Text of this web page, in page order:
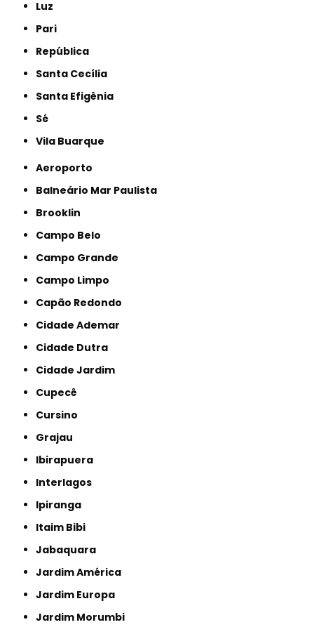
Luz
Pari
República
Santa Cecília
Santa Efigênia
Sé
Vila Buarque
Aeroporto
Balneário Mar Paulista
Brooklin
Campo Belo
Campo Grande
Campo Limpo
Capão Redondo
Cidade Ademar
Cidade Dutra
Cidade Jardim
Cupecê
Cursino
Grajau
Ibirapuera
Interlagos
Ipiranga
Itaim Bibi
Jabaquara
Jardim América
Jardim Europa
Jardim Morumbi